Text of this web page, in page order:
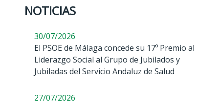
NOTICIAS
30/07/2026
El PSOE de Málaga concede su 17º Premio al
Liderazgo Social al Grupo de Jubilados y
Jubiladas del Servicio Andaluz de Salud
27/07/2026